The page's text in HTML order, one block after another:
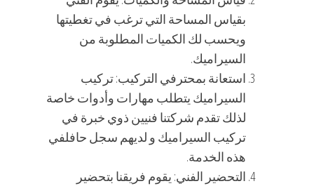
بقياس المساحة التي ترغب في تغطيتها
ويحسب لك الكميات المطلوبة من
السيراميك.
استعانة بمحترفي التركيب: تركيب
السيراميك يتطلب مهارات وأدوات خاصة
لذلك تقدم شركتنا فنيين ذوي خبرة في
تركيب السيراميك و لديهم سجل حافلفي
هذه الخدمة.
التحضير الفني: يقوم فريقنا بتحضير